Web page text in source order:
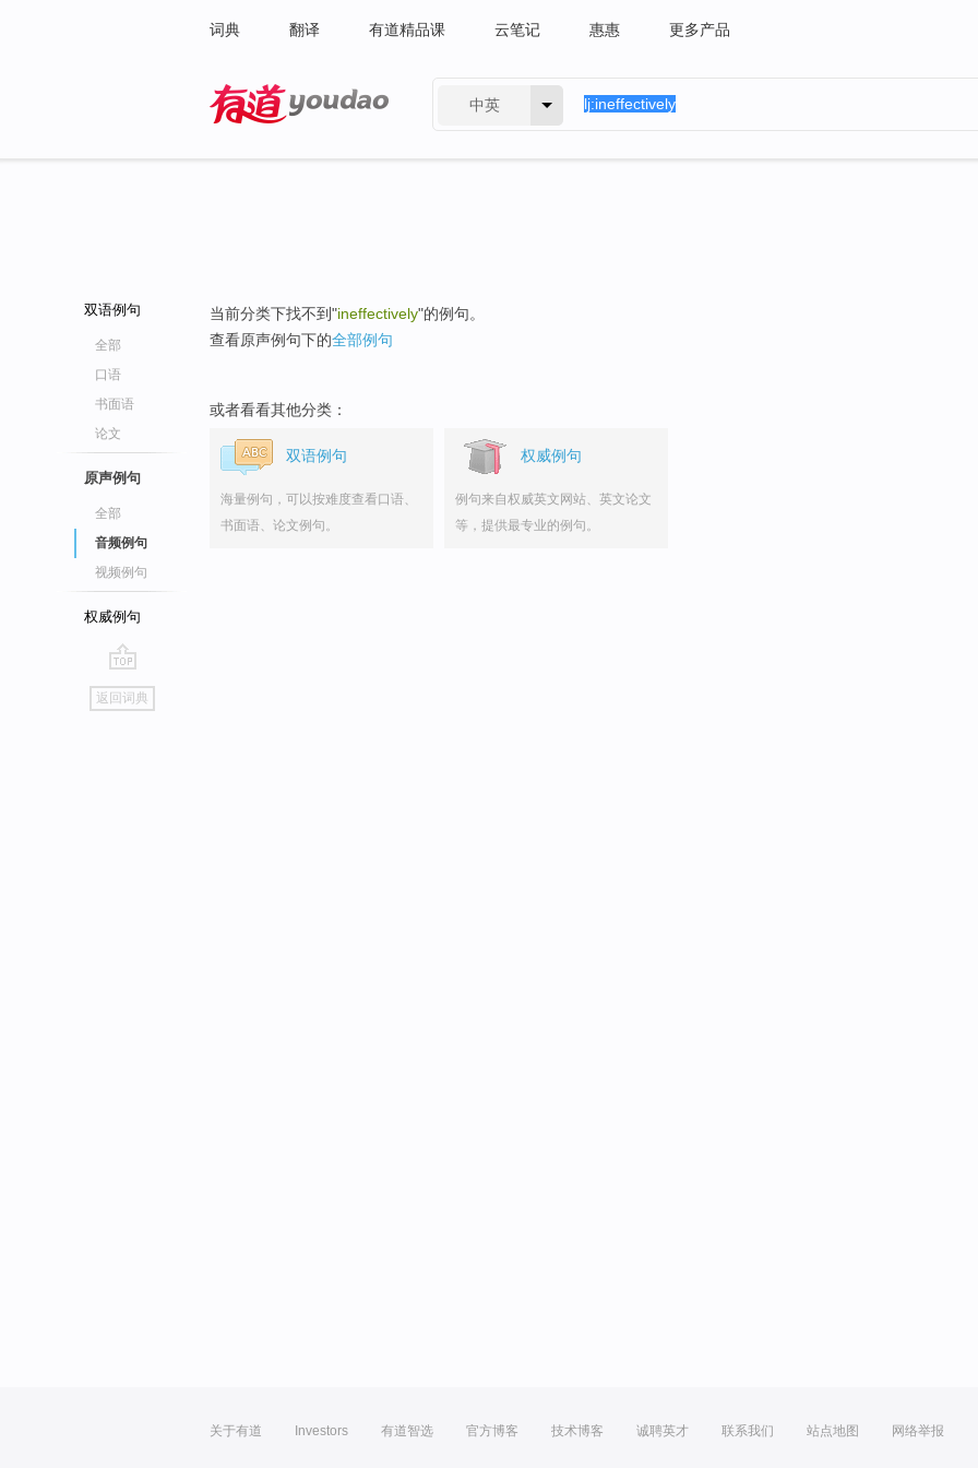
词典 翻译 有道精品课 云笔记 惠惠 更多产品
中英
双语例句
全部
口语
书面语
论文
原声例句
全部
音频例句
视频例句
权威例句
go
top
返回词典
当前分类下找不到"ineffectively"的例句。
查看原声例句下的全部例句
或者看看其他分类：
双语例句
海量例句，可以按难度查看口语、
书面语、论文例句。
权威例句
例句来自权威英文网站、英文论文
等，提供最专业的例句。
关于有道 Investors 有道智选 官方博客 技术博客 诚聘英才 联系我们 站点地图 网络举报